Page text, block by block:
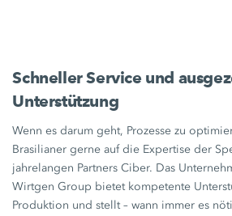
Schneller Service und
Unterstützung
Wenn es darum geht, Prozesse zu
Brasilianer gerne auf die Expertise der
jahrelangen Partners Ciber. Das
Wirtgen Group bietet kompetente
Produktion und stellt – wann immer es